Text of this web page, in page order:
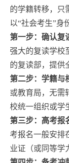
的学籍转移，只
以“社会考生”身
第一步：确认复
强大的复读学校
的复读部，提供
第二步：学籍与
或教育局，无需
校统一组织或学
第三步：高考报
考报名一般安排
业证（或同等学